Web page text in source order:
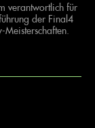
verantwortlich für
der Final4
Meisterschaften.